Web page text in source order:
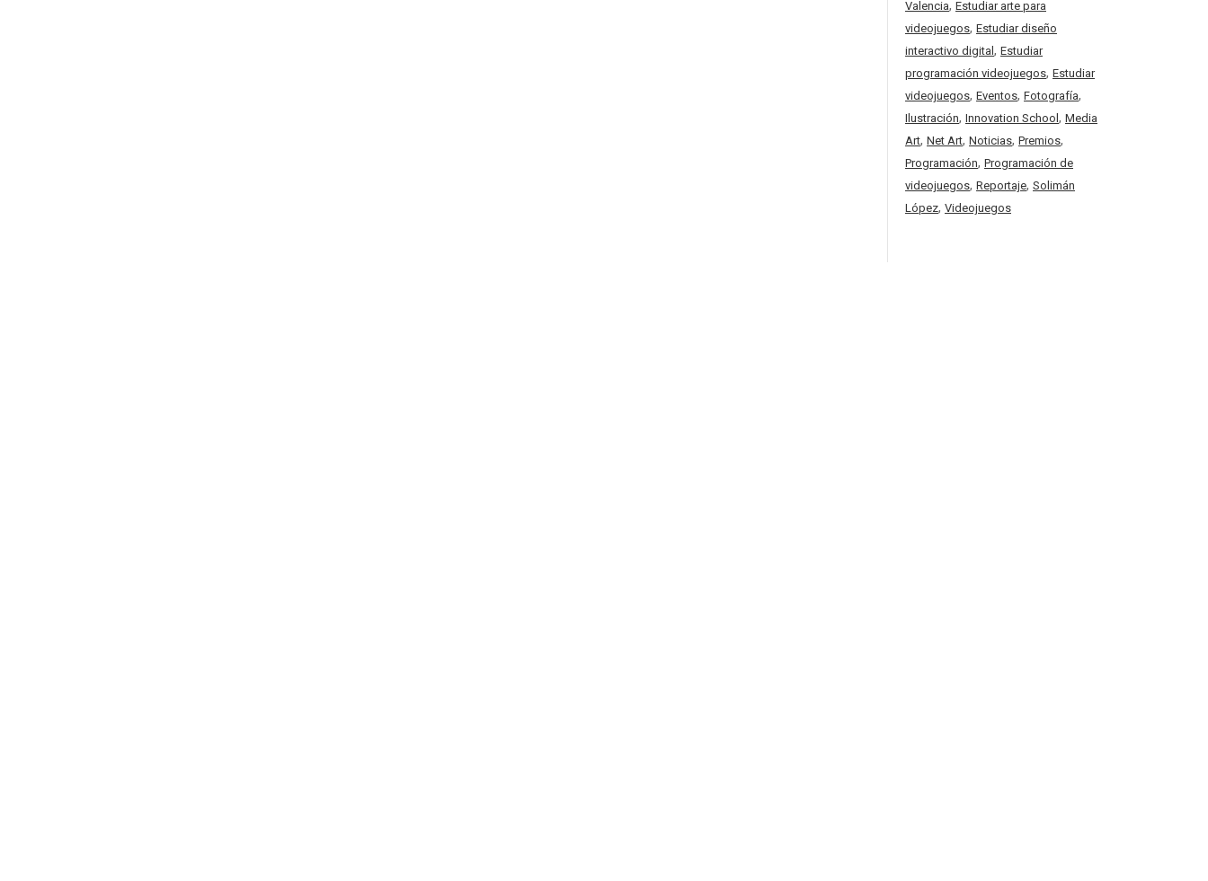
Valencia, Estudiar arte para
videojuegos, Estudiar diseño
interactivo digital , Estudiar
programación videojuegos, Estudiar
videojuegos, Eventos, Fotografía,
Ilustración, Innovation School , Media
Art, Net Art, Noticias, Premios,
Programación, Programación de
videojuegos, Reportaje, Solimán
López, Videojuegos